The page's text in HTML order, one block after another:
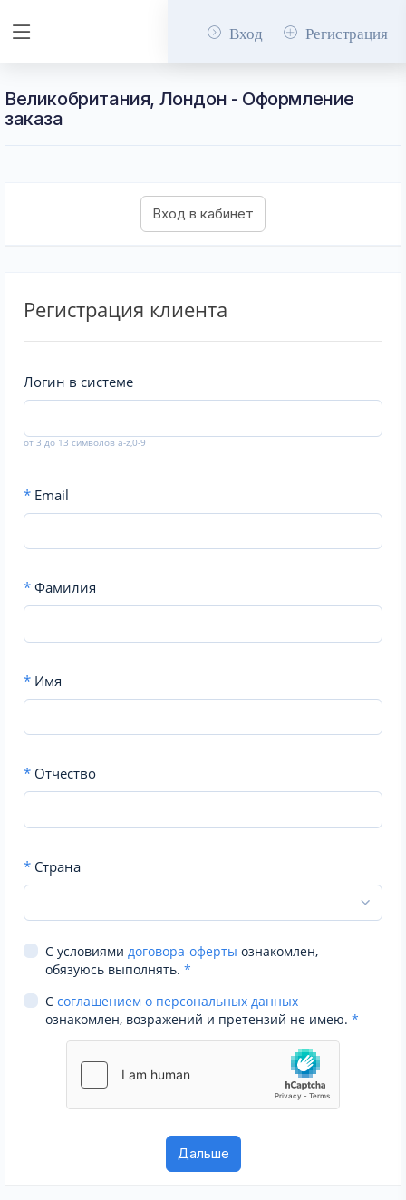
Вход Регистрация
Великобритания, Лондон - Оформление
заказа
Регистрация клиента
Логин в системе
от 3 до 13 символов a-z,0-9
* Email
* Фамилия
* Имя
* Отчество
* Страна
С условиями договора-оферты ознакомлен,
обязуюсь выполнять. *
С соглашением о персональных данных
ознакомлен, возражений и претензий не имею. *